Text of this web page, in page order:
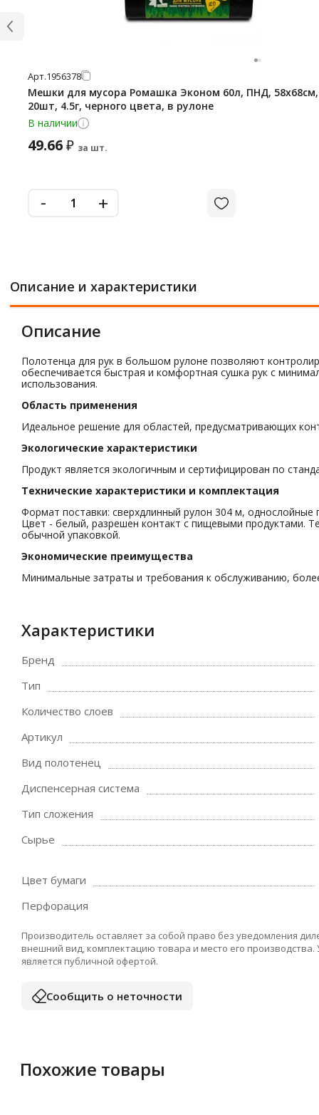
Арт.1956378
Мешки для мусора Ромашка Эконом 60л, ПНД,
20шт, 4.5г, черного цвета, в рулоне
В наличии
49.66₽ за шт.
- +
Описание и характеристики
Описание
Полотенца для рук в большом рулоне позволяют
обеспечивается быстрая и комфортная сушка рук с
использования.
Область применения
Идеальное решение для областей, предусматривающих
Экологические характеристики
Продукт является экологичным и сертифицирован по
Технические характеристики и комплектация
Формат поставки: сверхдлинный рулон 304 м,
Цвет - белый, разрешен контакт с пищевыми продуктами.
обычной упаковкой.
Экономические преимущества
Минимальные затраты и требования к обслуживанию,
Характеристики
Бренд
Тип
Количество слоев
Артикул
Вид полотенец
Диспенсерная система
Тип сложения
Сырье
Цвет бумаги
Перфорация
Производитель оставляет за собой право без уведомления
внешний вид, комплектацию товара и место его
является публичной офертой.
Сообщить о неточности
Похожие товары